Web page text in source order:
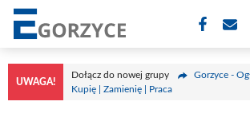
Przejdź
treści
UWAGA!
Dołącz do nowej grupy
Gorzyce -
Kupię | Zamienię | Praca